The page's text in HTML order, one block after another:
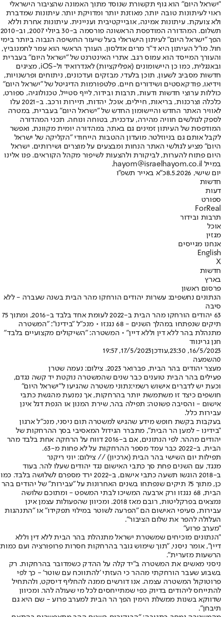
"ישראל היום" הוא גוף תקשורת שנוסד מתוך האמונה שהציבור הישראלי
ראוי לעיתונות טובה יותר, מאוזנת יותר ומדויקת יותר. עיתונות שמדברת
ולא צועקת. עיתונות אמינה, אובייקטיבית ועניינית. עיתונות אחרת וללא
תשלום. המהדורה המודפסת הראשונה פורסמה ב-30 ביולי 2007, וב-2010
הפך "ישראל היום" לעיתון הישראלי בעל שיעור החשיפה הגבוה ביותר בימי
חול. מו"ל העיתון היא ד"ר מרים אדלסון. העורך הראשי הוא עמר לחמנוביץ,
והעורך המייסד הוא עמוס רגב. אתרי האינטרנט של "ישראל היום" בעברית
ובאנגלית, כמו כן היישומונים (אפליקציות) לאנדרואיד ול-iOS, מציגים
חדשות מסביב לשעון, תוכן בלעדי, מבזקים ועדכונים, ניתוחים ופרשנויות,
וידיאו, פודקאסטים ושידורים חיים. פלטפורמות הדיגיטל של "ישראל היום"
כוללות ערוצי חדשות ודעות, תרבות ובידור, לייף סטייל, טכנולוגיה, ספורט,
כלכלה וצרכנות, בריאות, חיילים, אוכל, יהדות, תיירות ורכב. ב-2021 עלו
לאוויר האתר החדש והיישומון החדש של "ישראל היום" בעברית, במטרה
לספק לגולשים חוויה מהירה, עדכנית, בטוחה ונוחה. תכני המהדורה
המודפסת של העיתון זמינים גם באתר, במהדורה יומית מקוונת, ואפשר
לקבל אותם גם בניוזלטר. מועדון ההטבות הייחודי "הקליקה של ישראל
היום" מציע לגולשי האתר הנחות ומבצעים על מוצרים ושירותים. ישראל
היום פתוח להערות, לביקורת ולהצעות לשיפור מקהל הקוראים. פנו אלינו
במייל hayom@israelhayom.co.il.
יום שישי, 8.5.2026
כ"א באייר תשפ"ו
חדשות
דעות
ספורט
ForReal
תרבות ובידור
אוכל
מגזין
אנחנו מגייסים
English
X
חדשות
בארץ
פרסום ראשון
הנתונים נחשפים: עשרות יהודים הורחקו מהר הבית בשנה שעברה - ללא
סיבה
63 יהודים הורחקו מהר הבית ב-2022 לעומת אחד בלבד ב-2016, ומתוך 75
תיקים שנפתחו במהלך השנים - 68 נגנזו • מנכ"ל "בידינו": "המשטרה
מתנהלת בהר ללא דין וללא דיין" • המשטרה: "השיקולים מקצועיים בלבד"
חנן גרינווד
16/5/2023, 23:30
,עודכן17/5/2023, 19:57
0השמעה
מעצר יהודים בהר הבית, פברואר 2023. צילום: נעמה שטרן
פעילים בהר הבית טוענים כבר שנים שהמשטרה נוקטת יד קשה נגדם,
וכעת יש לדברים אישוש רשמי:נתוני משטרה שהגיעו ל"ישראל היום"
חושפים כיצד זו משתמשת יותר בהרחקות, אך נמנעת מהגשת כתבי
אישום - והסיבה פשוטה: תפילה בהר, שירת המנון או הנפת דגל אינן
עבירות כלל.
בעקבות בקשת חופש מידע שהגיש למשטרה תום ניסני, מנכ"ל ארגון
"בידינו - למען הר הבית", מתברר הגידול המאסיבי בסך ההרחקות של
יהודים מההר. לפי הנתונים, אם ב-2016 דווח על הרחקה אחת בלבד מהר
הבית, ב-2022 כבר עמד מספר ההרחקות על לא פחות מ-63.
תפילות יום השישי בהר הבית (ארכיון) // צילום: יוני ריקנר
מנגד, עם השנים פחת סך כתבי האישום נגד יהודים שעלו להר. בעוד
ב-2018 הוגשו תשעה כתבי אישום, ב-2022 ירד מספרם לשלושה בלבד. כמו
כן, מתוך 75 תיקים שנפתחו בשנים האחרונות על "עבירות" של יהודים בהר
הבית, 68 נגנזו ורק ארבעה המשיכו לבתי המשפט - ומתוכם שלושה
נמצאים בפרקליטות, רובם מאז 2018. ומכיוון שהפעולות עצמן אינן
עבירות, סעיפי האישום הם "הפרעה לשוטר במילוי תפקידו" או "התנהגות
העלולה להפר את שלום הציבור"
.
"מערב פרוע"
"הנתונים מוכיחים שמשטרת ישראל מתנהלת בהר הבית ללא דין וללא
דיין", אומר ניסני, "תוך שימוש גובר בהרחקות חסרות פרופורציה ועם כמות
הרשעות מזערית"
.
ניסני מאשים את המשטרה ב"יד קלה על ההדק כשמדובר בהרחקות. רק
בשבוע שעבר הורחקתי מההר כי העזתי 'להתווכח עם שוטר' - כך לפי
פרוטוקול המשטרה עצמה. אנו דורשים ממנה להחליף דיסקט, ולהתחיל
להתייחס ליהודים בדיוק כפי שמתייחסים לכל מי שעולה להר. ומכיוון
שדווקא בשנות ממשלת הימין הפך הר הבית למערב פרוע - שם היא גם
תיבחן"
.